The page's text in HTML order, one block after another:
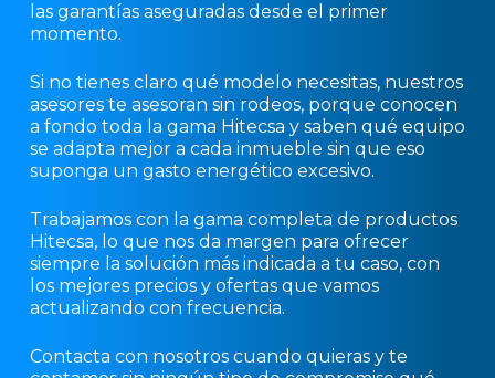
las garantías aseguradas desde el primer
momento.
Si no tienes claro qué modelo necesitas, nuestros
asesores te asesoran sin rodeos, porque conocen
a fondo toda la gama Hitecsa y saben qué equipo
se adapta mejor a cada inmueble sin que eso
suponga un gasto energético excesivo.
Trabajamos con la gama completa de productos
Hitecsa, lo que nos da margen para ofrecer
siempre la solución más indicada a tu caso, con
los mejores precios y ofertas que vamos
actualizando con frecuencia.
Contacta con nosotros cuando quieras y te